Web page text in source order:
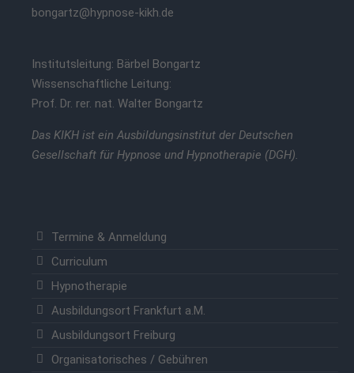
bongartz@hypnose-kikh.de
Institutsleitung: Bärbel Bongartz
Wissenschaftliche Leitung:
Prof. Dr. rer. nat. Walter Bongartz
Das KIKH ist ein Ausbildungsinstitut der Deutschen
Gesellschaft für Hypnose und Hypnotherapie (DGH).
Termine & Anmeldung
Curriculum
Hypnotherapie
Ausbildungsort Frankfurt a.M.
Ausbildungsort Freiburg
Organisatorisches / Gebühren